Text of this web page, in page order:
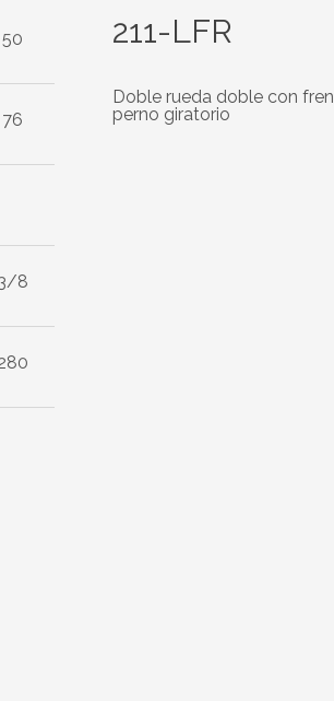
50
76
8
211-LFR
Doble rueda doble con
perno giratorio